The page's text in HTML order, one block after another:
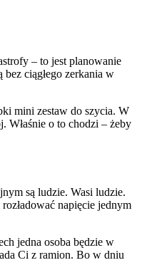
– to jest planowanie
ciągłego zerkania w
mini zestaw do szycia. W
Właśnie o to chodzi – żeby
są ludzie. Wasi ludzie.
napięcie jednym
jedna osoba będzie w
Ci z ramion. Bo w dniu